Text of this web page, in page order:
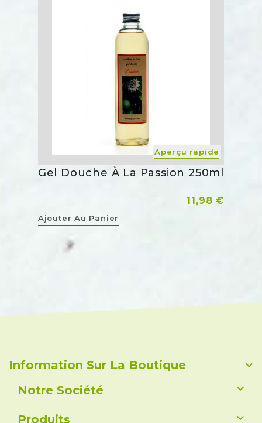
Aperçu rapide
Gel Douche À La Passion 250ml
Prix
11,98 €
Ajouter Au Panier
Information Sur La Boutique

Notre Société

Produits 